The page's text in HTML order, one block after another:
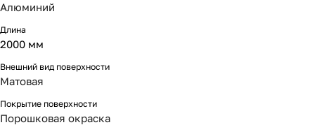
Алюминий
Длина
2000 мм
Внешний вид поверхности
Матовая
Покрытие поверхности
Порошковая окраска